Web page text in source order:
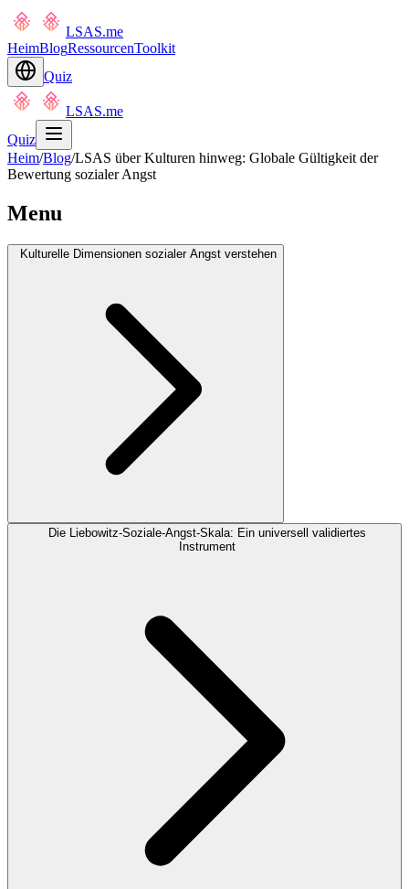
LSAS.me
HeimBlogRessourcenToolkit
Quiz
LSAS.me
Quiz
Heim/Blog/LSAS über Kulturen hinweg: Globale Gültigkeit der
Bewertung sozialer Angst
Menu
Kulturelle Dimensionen sozialer Angst verstehen
Die Liebowitz-Soziale-Angst-Skala: Ein universell validiertes
Instrument